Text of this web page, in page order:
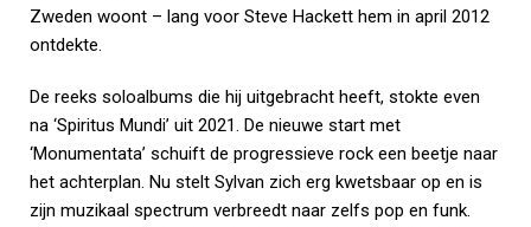
Zweden woont – lang voor Steve Hackett hem in april 2012
ontdekte.
De reeks soloalbums die hij uitgebracht heeft, stokte even
na ‘Spiritus Mundi’ uit 2021. De nieuwe start met
‘Monumentata’ schuift de progressieve rock een beetje naar
het achterplan. Nu stelt Sylvan zich erg kwetsbaar op en is
zijn muzikaal spectrum verbreedt naar zelfs pop en funk.